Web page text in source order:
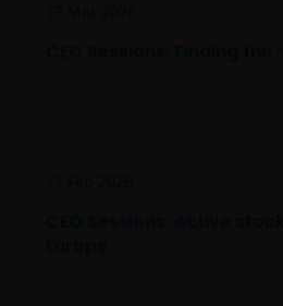
CEO Sessions: Finding
CEO Sessions: Active